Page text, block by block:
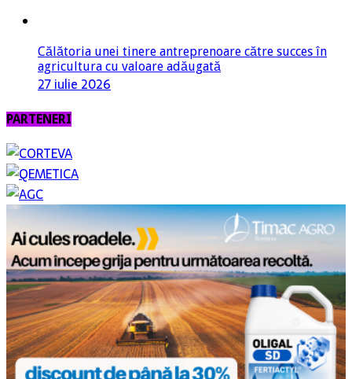
Călătoria unei tinere antreprenoare către succes în
agricultura cu valoare adăugată
27 iulie 2026
PARTENERI